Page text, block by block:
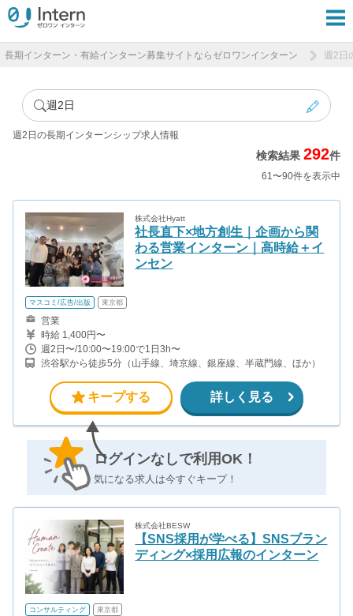
長期インターン・有給インターン募集サイトならゼロワンインターン 週2日
週2日
週2日の長期インターンシップ求人情報
検索結果292件
61〜90件を表示中
株式会社Hyatt
社長直下×地方創生｜企画から関
わる営業インターン｜高時給＋イ
ンセン
マスコミ/広告/出版 東京都
営業
時給 1,400円〜
週2日〜/10:00〜19:00で1日3h〜
渋谷駅から徒歩5分（山手線、埼京線、銀座線、半蔵門線、ほか）
キープする 詳しく見る
ログインなしで利用OK！
気になる求人は今すぐキープ！
株式会社BESW
【SNS採用が学べる】SNSブラン
ディング×採用広報のインターン
コンサルティング 東京都